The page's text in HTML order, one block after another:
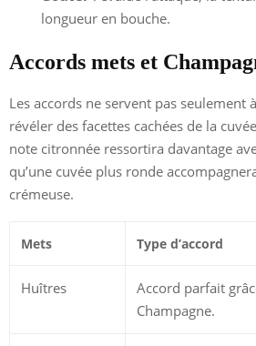
longueur en bouche.
Accords mets et
Les accords ne servent pas seulement
révéler des facettes cachées de la
note citronnée ressortira davantage
qu’une cuvée plus ronde
crémeuse.
Mets Type d’accord
Huîtres
Accord parfait
Champagne.